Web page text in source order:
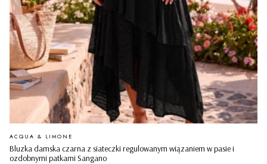
Bluzka damska czarna z siateczki regulowanym wiązaniem w pasie i
ozdobnymi patkami Sangano
PRODUCENT
ACQUA & LIMONE